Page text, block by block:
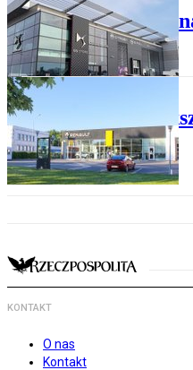
Jedna z
KONTAKT
O nas
Kontakt